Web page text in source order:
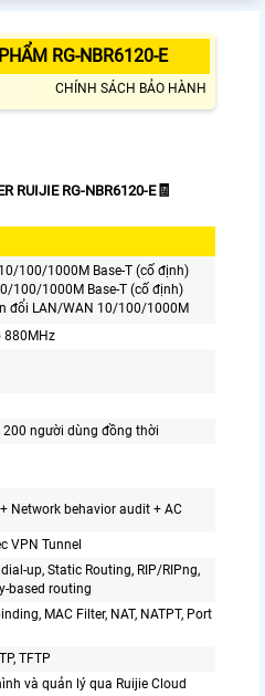
RG-NBR6120-E
CHÍNH SÁCH BẢO HÀNH
RUIJIE RG-NBR6120-E🧾
100/1000M Base-T (cố định)
100/1000M Base-T (cố định)
đổi LAN/WAN 10/100/1000M
880MHz
200 người dùng đồng thời
Network behavior audit + AC
VPN Tunnel
dial-up, Static Routing, RIP/RIPng,
based routing
MAC Filter, NAT, NATPT, Port
TFTP
và quản lý qua Ruijie Cloud